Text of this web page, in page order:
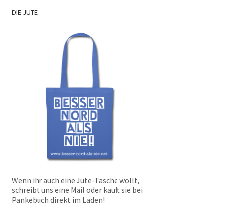
DIE JUTE
Wenn ihr auch eine Jute-Tasche wollt,
schreibt uns eine Mail oder kauft sie bei
Pankebuch direkt im Laden!